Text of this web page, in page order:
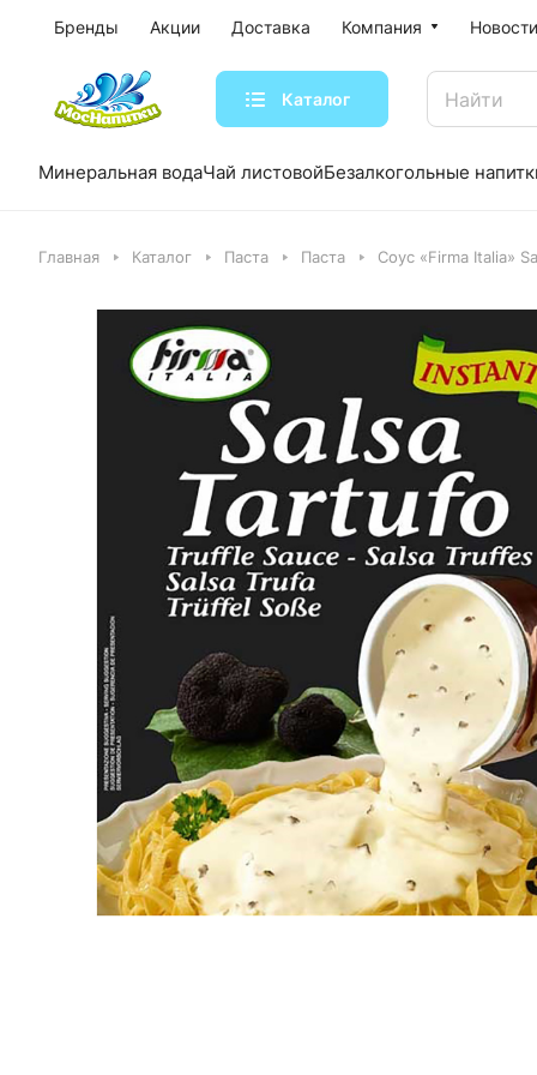
Бренды Акции Доставка Компания
Каталог
Минеральная водаЧай листовойБезалкогольные
Главная Каталог Паста Паста Соус «Firma Italia»